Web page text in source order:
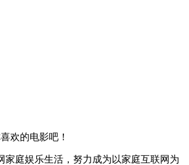
欢的电影吧！
庭娱乐生活，努力成为以家庭互联网为